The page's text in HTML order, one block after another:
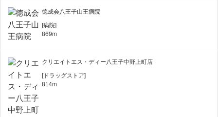
徳成会八王子山王病院
[病院]
869m
クリエイトエス・ディー八王子中野上町店
[ドラッグストア]
814m